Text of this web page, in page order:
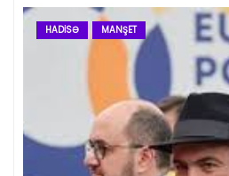
HADISƏ MANŞET